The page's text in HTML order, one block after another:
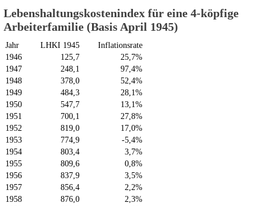
Lebenshaltungskostenindex für eine 4-köpfige
Arbeiterfamilie (Basis April 1945)
Jahr LHKI 1945
Inflationsrate
1946
125,7
25,7%
1947
248,1
97,4%
1948
378,0
52,4%
1949
484,3
28,1%
1950
547,7
13,1%
1951
700,1
27,8%
1952
819,0
17,0%
1953
774,9
-5,4%
1954
803,4
3,7%
1955
809,6
0,8%
1956
837,9
3,5%
1957
856,4
2,2%
1958
876,0
2,3%